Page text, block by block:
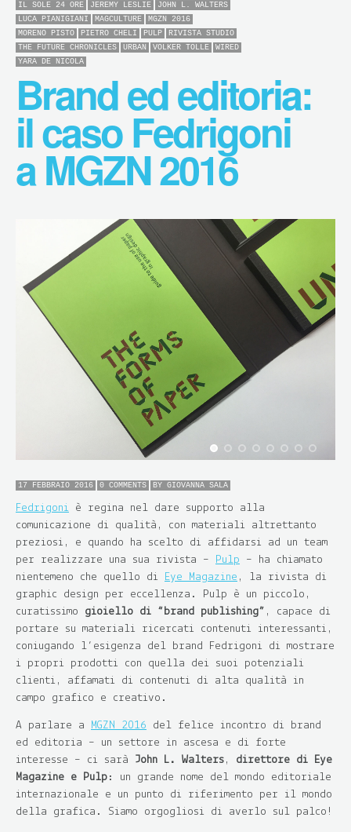
IL SOLE 24 ORE
JEREMY LESLIE
JOHN L. WALTERS
LUCA PIANIGIANI
MAGCULTURE
MGZN 2016
MORENO PISTO
PIETRO CHELI PULP
RIVISTA STUDIO
THE FUTURE CHRONICLES
URBAN VOLKER TOLLE
WIRED
YARA DE NICOLA
Brand ed editoria:
il caso Fedrigoni
a MGZN 2016
17 FEBBRAIO 2016 0 COMMENTS BY GIOVANNA SALA
Fedrigoni è regina nel dare supporto alla
comunicazione di qualità, con materiali altrettanto
preziosi, e quando ha scelto di affidarsi ad un team
per realizzare una sua rivista – Pulp – ha chiamato
nientemeno che quello di Eye Magazine , la rivista di
graphic design per eccellenza. Pulp è un piccolo,
curatissimo gioiello di “brand publishing” , capace di
portare su materiali ricercati contenuti interessanti,
coniugando l’esigenza del brand Fedrigoni di mostrare
i propri prodotti con quella dei suoi potenziali
clienti, affamati di contenuti di alta qualità in
campo grafico e creativo.
A parlare a MGZN 2016 del felice incontro di brand
ed editoria – un settore in ascesa e di forte
interesse – ci sarà John L. Walters , direttore di Eye
Magazine e Pulp : un grande nome del mondo editoriale
internazionale e un punto di riferimento per il mondo
della grafica. Siamo orgogliosi di averlo sul palco!